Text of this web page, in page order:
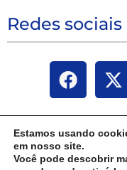
Redes sociais
Estamos usando
em nosso site.
Você pode descobrir